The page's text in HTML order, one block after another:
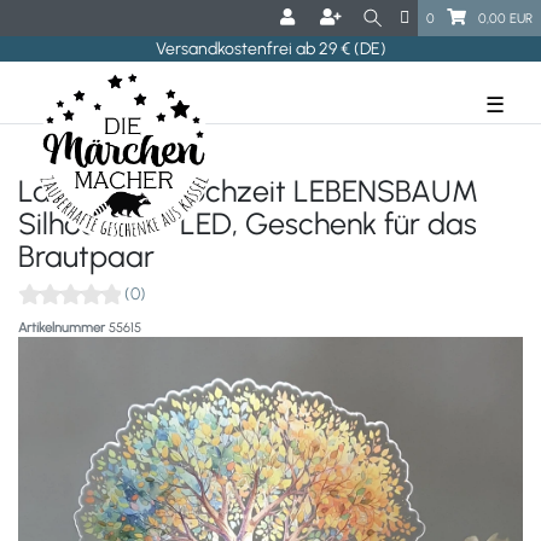
0 0,00 EUR
Versandkostenfrei ab 29 € (DE)
☰
Lampe zur Hochzeit LEBENSBAUM
Silhouette - LED, Geschenk für das
Brautpaar
(0)
Artikelnummer 55615